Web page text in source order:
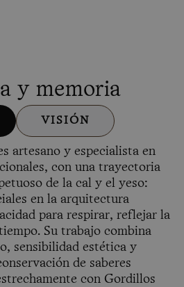
y memoria
VISIÓN
artesano y especialista en
con una trayectoria
de la cal y el yeso:
en la arquitectura
para respirar, reflejar la
Su trabajo combina
sensibilidad estética y
de saberes
con Gordillos